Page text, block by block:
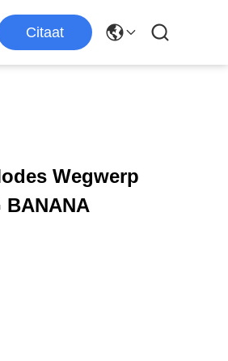
Citaat
Wegwerp
BANANA